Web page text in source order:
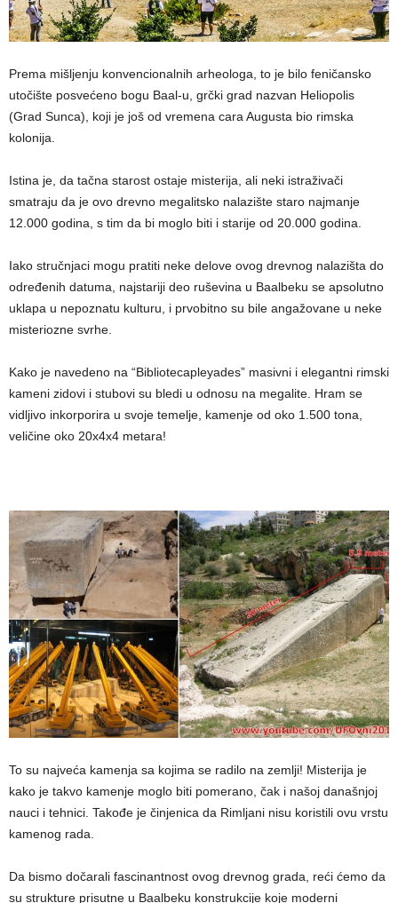
Prema mišljenju konvencionalnih arheologa, to je bilo feničansko
utočište posvećeno bogu Baal-u, grčki grad nazvan Heliopolis
(Grad Sunca), koji je još od vremena cara Augusta bio rimska
kolonija.
Istina je, da tačna starost ostaje misterija, ali neki istraživači
smatraju da je ovo drevno megalitsko nalazište staro najmanje
12.000 godina, s tim da bi moglo biti i starije od 20.000 godina.
Iako stručnjaci mogu pratiti neke delove ovog drevnog nalazišta do
određenih datuma, najstariji deo ruševina u Baalbeku se apsolutno
uklapa u nepoznatu kulturu, i prvobitno su bile angažovane u neke
misteriozne svrhe.
Kako je navedeno na “Bibliotecapleyades” masivni i elegantni rimski
kameni zidovi i stubovi su bledi u odnosu na megalite. Hram se
vidljivo inkorporira u svoje temelje, kamenje od oko 1.500 tona,
veličine oko 20x4x4 metara!
To su najveća kamenja sa kojima se radilo na zemlji! Misterija je
kako je takvo kamenje moglo biti pomerano, čak i našoj današnjoj
nauci i tehnici. Takođe je činjenica da Rimljani nisu koristili ovu vrstu
kamenog rada.
Da bismo dočarali fascinantnost ovog drevnog grada, reći ćemo da
su strukture prisutne u Baalbeku konstrukcije koje moderni